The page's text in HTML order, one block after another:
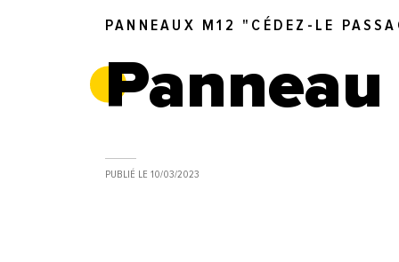
PANNEAUX M12 "CÉDEZ-LE
PUBLIÉ LE 10/03/2023